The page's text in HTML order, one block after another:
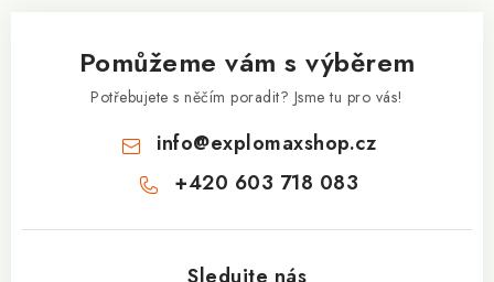
Pomůžeme vám s výběrem
Potřebujete s něčím poradit? Jsme tu pro vás!
info@explomaxshop.cz
+420 603 718 083